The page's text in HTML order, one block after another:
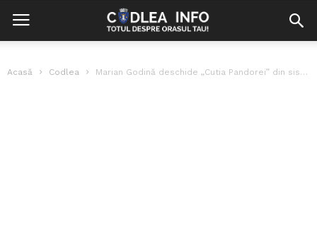
Acasă Codlea Marian Godină deschide „Cutia Pandorei” din sistemul polițienesc din România